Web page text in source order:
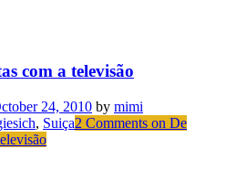
com a televisão
24, 2010 by mimi
, Suiça2 Comments on De